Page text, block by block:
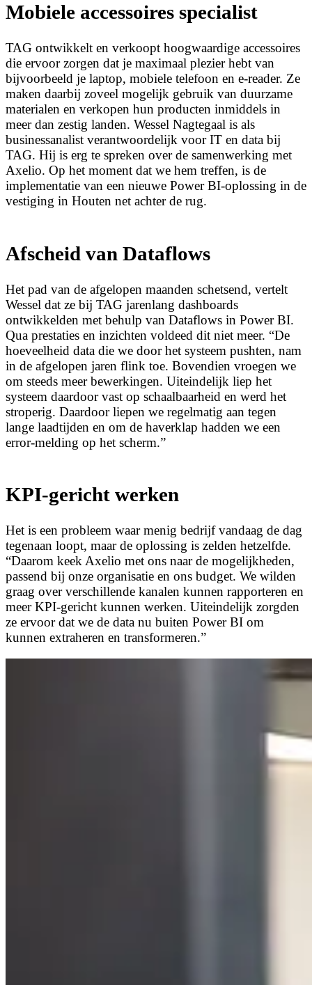
Mobiele accessoires specialist
TAG ontwikkelt en verkoopt hoogwaardige accessoires
die ervoor zorgen dat je maximaal plezier hebt van
bijvoorbeeld je laptop, mobiele telefoon en e-reader. Ze
maken daarbij zoveel mogelijk gebruik van duurzame
materialen en verkopen hun producten inmiddels in
meer dan zestig landen. Wessel Nagtegaal is als
businessanalist verantwoordelijk voor IT en data bij
TAG. Hij is erg te spreken over de samenwerking met
Axelio. Op het moment dat we hem treffen, is de
implementatie van een nieuwe Power BI-oplossing in de
vestiging in Houten net achter de rug.
Afscheid van Dataflows
Het pad van de afgelopen maanden schetsend, vertelt
Wessel dat ze bij TAG jarenlang dashboards
ontwikkelden met behulp van Dataflows in Power BI.
Qua prestaties en inzichten voldeed dit niet meer. “De
hoeveelheid data die we door het systeem pushten, nam
in de afgelopen jaren flink toe. Bovendien vroegen we
om steeds meer bewerkingen. Uiteindelijk liep het
systeem daardoor vast op schaalbaarheid en werd het
stroperig. Daardoor liepen we regelmatig aan tegen
lange laadtijden en om de haverklap hadden we een
error-melding op het scherm.”
KPI-gericht werken
Het is een probleem waar menig bedrijf vandaag de dag
tegenaan loopt, maar de oplossing is zelden hetzelfde.
“Daarom keek Axelio met ons naar de mogelijkheden,
passend bij onze organisatie en ons budget. We wilden
graag over verschillende kanalen kunnen rapporteren en
meer KPI-gericht kunnen werken. Uiteindelijk zorgden
ze ervoor dat we de data nu buiten Power BI om
kunnen extraheren en transformeren.”